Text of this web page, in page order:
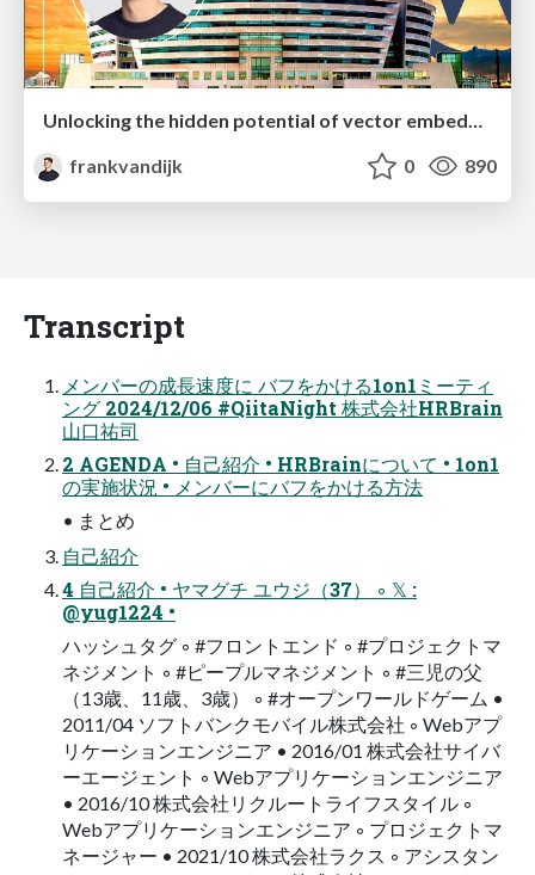
Unlocking the hidden potential of vector embeddings in international SEO
frankvandijk
0 890
Transcript
メンバーの成長速度に バフをかける1on1ミーティ
ング 2024/12/06 #QiitaNight 株式会社HRBrain
山口祐司
2 AGENDA • 自己紹介 • HRBrainについて • 1on1
の実施状況 • メンバーにバフをかける方法
• まとめ
自己紹介
4 自己紹介 • ヤマグチ ユウジ（37） ◦ 𝕏 :
@yug1224 •
ハッシュタグ ◦ #フロントエンド ◦ #プロジェクトマ
ネジメント ◦ #ピープルマネジメント ◦ #三児の父
（13歳、11歳、3歳） ◦ #オープンワールドゲーム •
2011/04 ソフトバンクモバイル株式会社 ◦ Webアプ
リケーションエンジニア • 2016/01 株式会社サイバ
ーエージェント ◦ Webアプリケーションエンジニア
• 2016/10 株式会社リクルートライフスタイル ◦
Webアプリケーションエンジニア ◦ プロジェクトマ
ネージャー • 2021/10 株式会社ラクス ◦ アシスタン